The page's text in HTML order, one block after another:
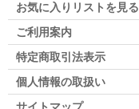
お気に入りリストを見る
ご利用案内
特定商取引法表示
個人情報の取扱い